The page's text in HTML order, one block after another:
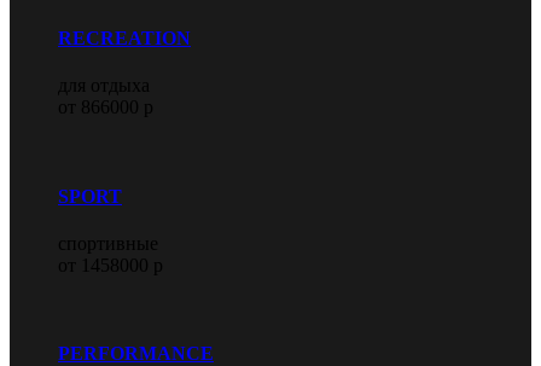
RECREATION
для отдыха
от 866000 р
SPORT
спортивные
от 1458000 р
PERFORMANCE